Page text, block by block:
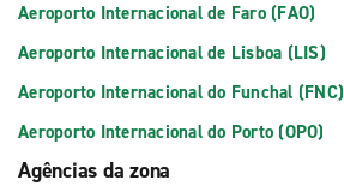
Aeroporto Internacional de Faro (FAO)
Aeroporto Internacional de Lisboa (LIS)
Aeroporto Internacional do Funchal (FNC)
Aeroporto Internacional do Porto (OPO)
Agências da zona